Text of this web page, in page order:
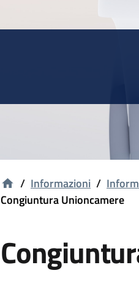
/ Informazioni /
Congiuntura Unioncamere